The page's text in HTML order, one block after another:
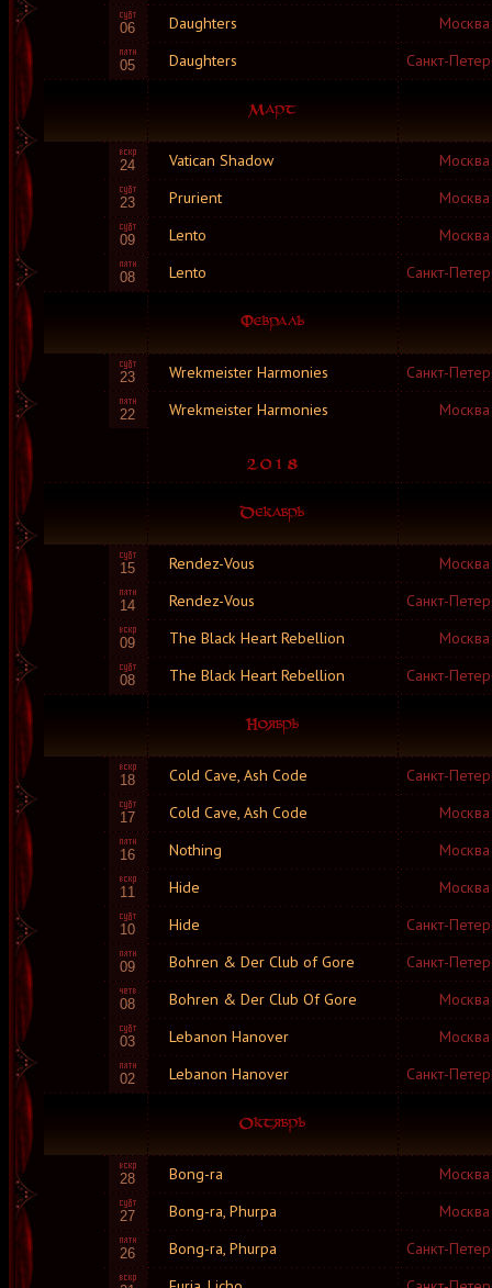
06 Daughters Москва
05 Daughters Санкт-
24 Vatican Shadow Москва
23 Prurient Москва
09 Lento Москва
08 Lento Санкт-
23 Wrekmeister Harmonies Санкт-
22 Wrekmeister Harmonies Москва
15 Rendez-Vous Москва
14 Rendez-Vous Санкт-
09 The Black Heart Rebellion Москва
08 The Black Heart Rebellion Санкт-
18 Cold Cave, Ash Code Санкт-
17 Cold Cave, Ash Code Москва
16 Nothing Москва
11 Hide Москва
10 Hide Санкт-
09 Bohren & Der Club of Gore Санкт-
08 Bohren & Der Club Of Gore Москва
03 Lebanon Hanover Москва
02 Lebanon Hanover Санкт-
28 Bong-ra Москва
27 Bong-ra, Phurpa Москва
26 Bong-ra, Phurpa Санкт-